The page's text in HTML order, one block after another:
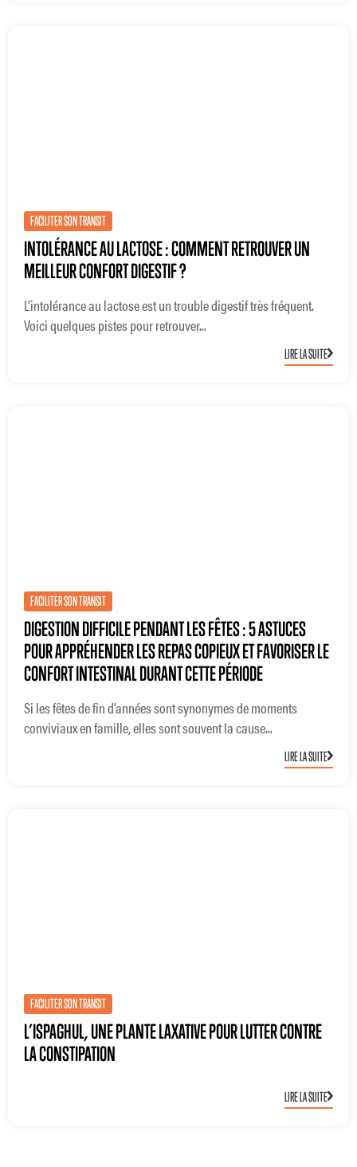
FACILITER SON TRANSIT
INTOLÉRANCE AU LACTOSE : COMMENT RETROUVER UN
MEILLEUR CONFORT DIGESTIF ?
L’intolérance au lactose est un trouble digestif très fréquent.
Voici quelques pistes pour retrouver...
LIRE LA SUITE
FACILITER SON TRANSIT
DIGESTION DIFFICILE PENDANT LES FÊTES : 5 ASTUCES
POUR APPRÉHENDER LES REPAS COPIEUX ET FAVORISER LE
CONFORT INTESTINAL DURANT CETTE PÉRIODE
Si les fêtes de fin d’années sont synonymes de moments
conviviaux en famille, elles sont souvent la cause...
LIRE LA SUITE
FACILITER SON TRANSIT
L’ISPAGHUL, UNE PLANTE LAXATIVE POUR LUTTER CONTRE
LA CONSTIPATION
LIRE LA SUITE